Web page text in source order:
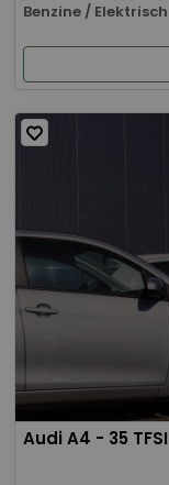
Benzine / Elektrisch
Audi A4 - 35